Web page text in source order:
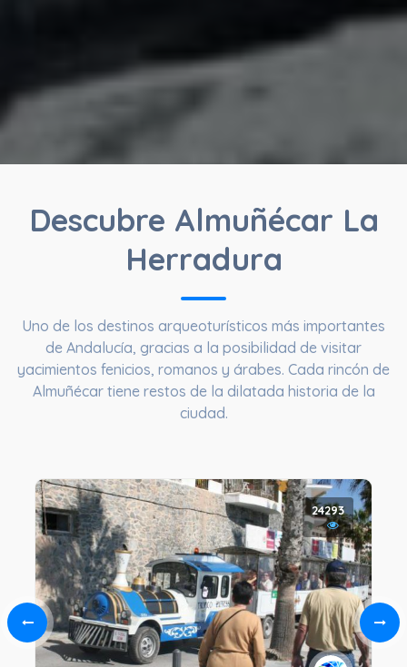
Descubre Almuñécar La
Herradura
Uno de los destinos arqueoturísticos más importantes
de Andalucía, gracias a la posibilidad de visitar
yacimientos fenicios, romanos y árabes. Cada rincón de
Almuñécar tiene restos de la dilatada historia de la
ciudad.
24293